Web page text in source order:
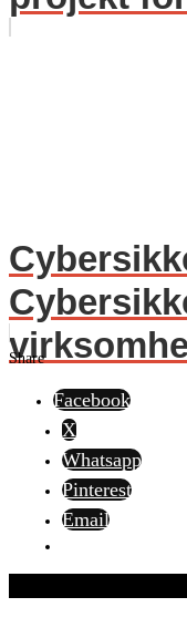
Share
Facebook
X
Whatsapp
Pinterest
Email